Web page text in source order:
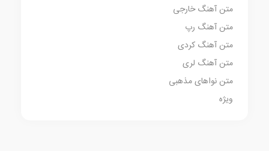
متن آهنگ خارجی
متن آهنگ رپ
متن آهنگ کردی
متن آهنگ لری
متن نواهای مذهبی
ویژه